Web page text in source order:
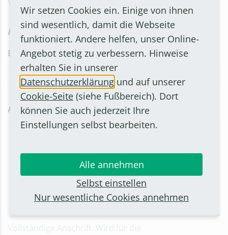
Angaben zum Veranstaltungsort
Bezeichnung des Veranstaltungsortes*
Adresse*
Wir setzen Cookies ein. Einige von ihnen
sind wesentlich, damit die Webseite
funktioniert. Andere helfen, unser Online-
Angebot stetig zu verbessern. Hinweise
erhalten Sie in unserer
Datenschutzerklärung und auf unserer
Cookie-Seite (siehe Fußbereich). Dort
können Sie auch jederzeit Ihre
Einstellungen selbst bearbeiten.
Alle annehmen
Selbst einstellen
Nur wesentliche Cookies annehmen